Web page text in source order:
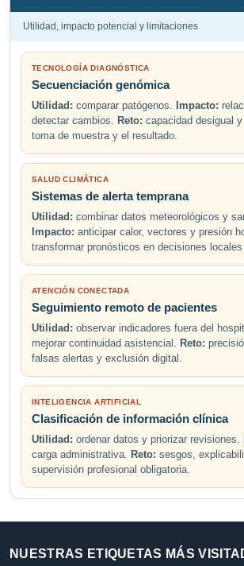
Utilidad, impacto potencial y limitaciones
TECNOLOGÍA DIAGNÓSTICA
Secuenciación genómica
Utilidad: comparar patógenos. Impacto:
detectar cambios. Reto: capacidad desigual
toma de muestra y el resultado.
SALUD CLIMÁTICA
Sistemas de alerta temprana
Utilidad: combinar datos meteorológicos y
Impacto: anticipar calor, vectores y presión
transformar pronósticos en decisiones
ATENCIÓN CONECTADA
Seguimiento remoto de pacientes
Utilidad: observar indicadores fuera del
mejorar continuidad asistencial. Reto:
falsas alertas y exclusión digital.
INTELIGENCIA ARTIFICIAL
Clasificación de información clínica
Utilidad: ordenar datos y priorizar revisiones.
carga administrativa. Reto: sesgos,
supervisión profesional obligatoria.
NUESTRAS ETIQUETAS MÁS